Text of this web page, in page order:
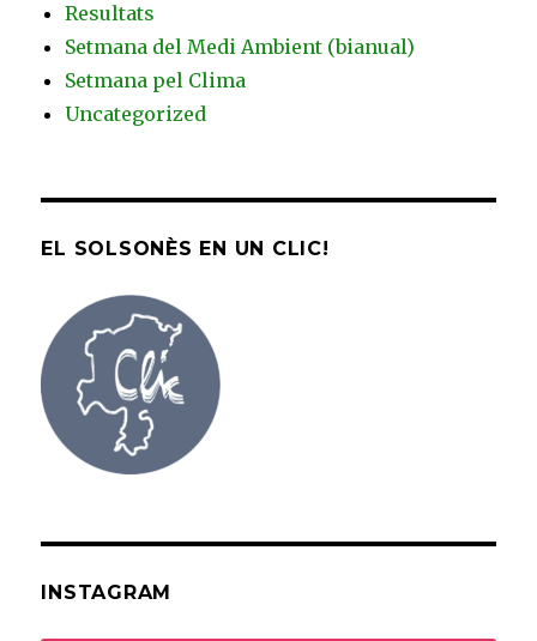
Resultats
Setmana del Medi Ambient (bianual)
Setmana pel Clima
Uncategorized
EL SOLSONÈS EN UN CLIC!
INSTAGRAM